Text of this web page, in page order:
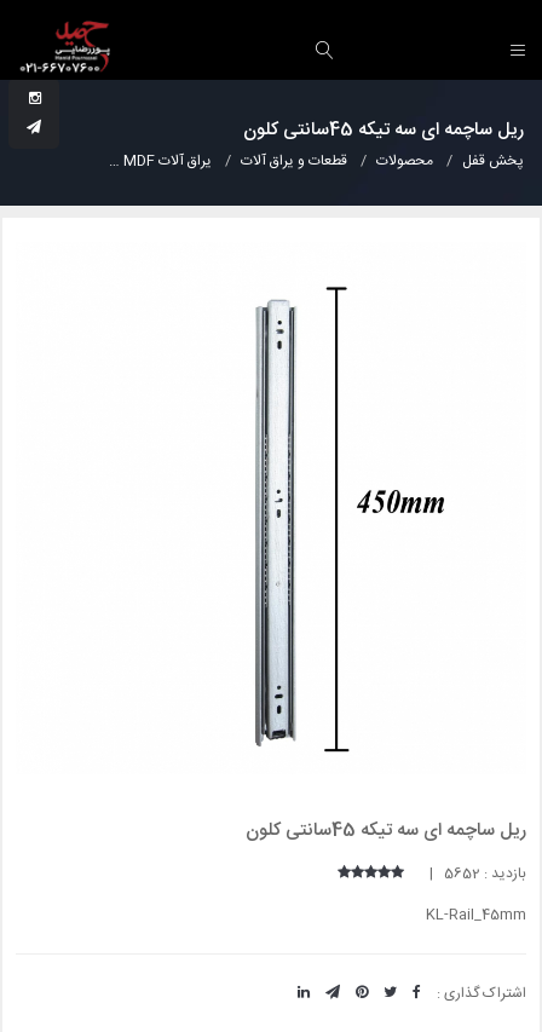
ریل ساچمه ای سه تیکه 45سانتی کلون
پخش قفل محصولات قطعات و یراق آلات یراق آلات MDF
ریل ساچمه ای سه تیکه 45سانتی کلون
بازدید : 5652 |
KL-Rail_45mm
اشتراک گذاری :